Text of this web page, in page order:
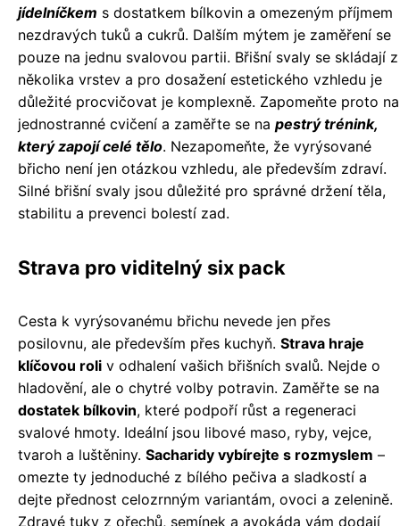
jídelníčkem s dostatkem bílkovin a omezeným příjmem
nezdravých tuků a cukrů. Dalším mýtem je zaměření se
pouze na jednu svalovou partii. Břišní svaly se skládají z
několika vrstev a pro dosažení estetického vzhledu je
důležité procvičovat je komplexně. Zapomeňte proto na
jednostranné cvičení a zaměřte se na pestrý trénink,
který zapojí celé tělo. Nezapomeňte, že vyrýsované
břicho není jen otázkou vzhledu, ale především zdraví.
Silné břišní svaly jsou důležité pro správné držení těla,
stabilitu a prevenci bolestí zad.
Strava pro viditelný six pack
Cesta k vyrýsovanému břichu nevede jen přes
posilovnu, ale především přes kuchyň. Strava hraje
klíčovou roli v odhalení vašich břišních svalů. Nejde o
hladovění, ale o chytré volby potravin. Zaměřte se na
dostatek bílkovin, které podpoří růst a regeneraci
svalové hmoty. Ideální jsou libové maso, ryby, vejce,
tvaroh a luštěniny. Sacharidy vybírejte s rozmyslem –
omezte ty jednoduché z bílého pečiva a sladkostí a
dejte přednost celozrnným variantám, ovoci a zelenině.
Zdravé tuky z ořechů, semínek a avokáda vám dodají